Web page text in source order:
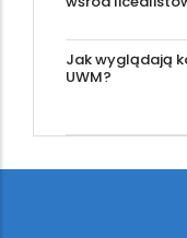
Jak wyglądają
UWM?